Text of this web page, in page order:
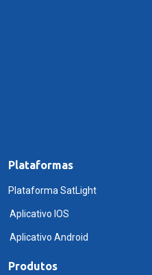
Plataformas
Plataforma SatLight
Aplicativo IOS
Aplicativo Android
Produtos